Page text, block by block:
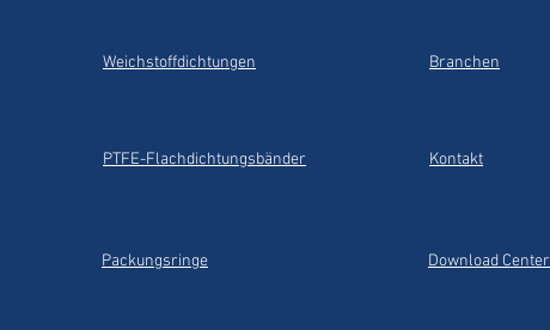
Weichstoffdichtungen
PTFE-Flachdichtungsbänder
Packungsringe
Branchen
Kontakt
Download Center